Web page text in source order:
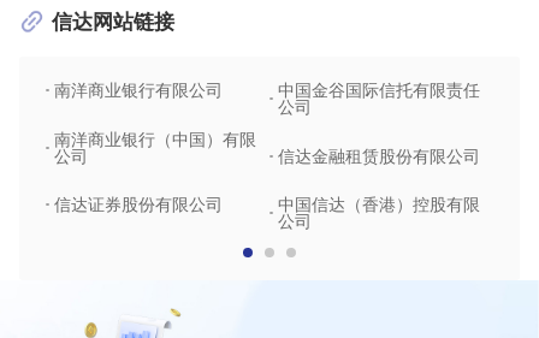
信达网站链接
南洋商业银行有限公司
南洋商业银行（中国）有限
公司
信达证券股份有限公司
中国金谷国际信托有限责任
公司
信达金融租赁股份有限公司
中国信达（香港）控股有限
公司